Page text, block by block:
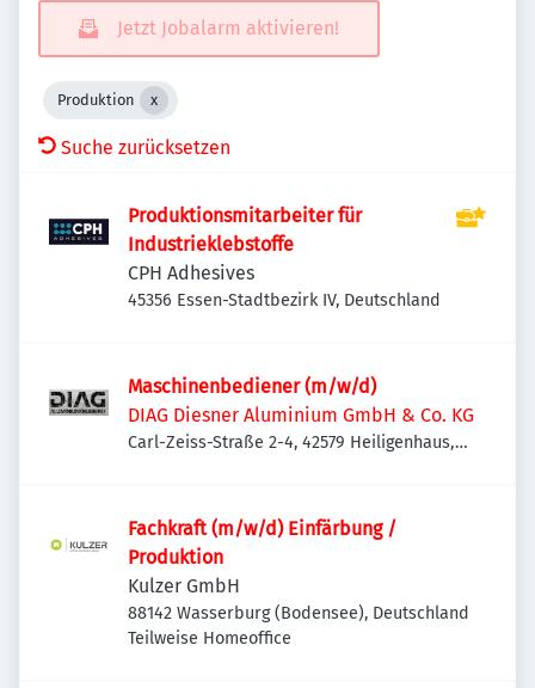
Jetzt Jobalarm aktivieren!
Produktion
Suche zurücksetzen
Produktionsmitarbeiter für
Industrieklebstoffe
CPH Adhesives
45356 Essen-Stadtbezirk IV, Deutschland
Maschinenbediener (m/w/d)
DIAG Diesner Aluminium GmbH & Co. KG
Carl-Zeiss-Straße 2-4, 42579 Heiligenhaus,
Fachkraft (m/w/d) Einfärbung /
Produktion
Kulzer GmbH
88142 Wasserburg (Bodensee), Deutschland
Teilweise Homeoffice